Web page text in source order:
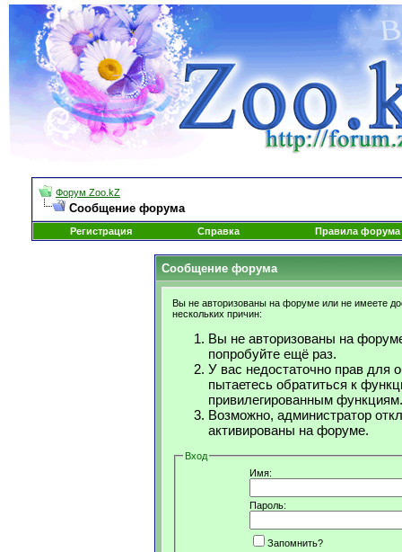
Форум Zoo.kZ
Сообщение форума
Регистрация Справка Правила форума
Сообщение форума
Вы не авторизованы на форуме или не имеете
нескольких причин:
Вы не авторизованы на
попробуйте ещё раз.
У вас недостаточно прав для
пытаетесь обратиться к
привилегированным функциям.
Возможно, администратор
активированы на форуме.
Вход
Имя:
Пароль:
Запомнить?